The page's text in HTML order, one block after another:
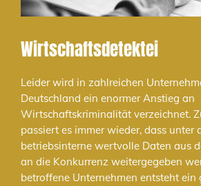
Wirtschaftsdetektei
Leider wird in zahlreichen
Deutschland ein enormer Anstieg an
Wirtschaftskriminalität verzeichnet.
passiert es immer wieder, dass unter
betriebsinterne wertvolle Daten aus
an die Konkurrenz weitergegeben
betroffene Unternehmen entsteht